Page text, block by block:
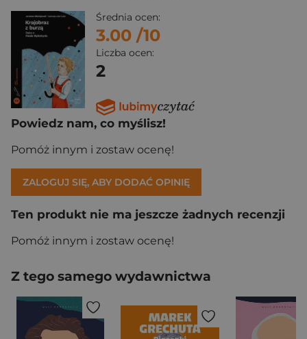
Średnia ocen:
3.00 /10
Liczba ocen:
2
Powiedz nam, co myślisz!
Pomóż innym i zostaw ocenę!
ZALOGUJ SIĘ, ABY DODAĆ OPINIĘ
Ten produkt nie ma jeszcze żadnych recenzji
Pomóż innym i zostaw ocenę!
Z tego samego wydawnictwa